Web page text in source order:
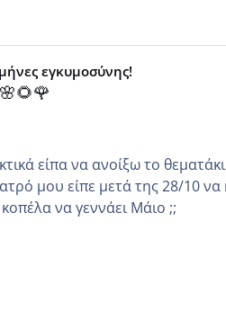
εγκυμοσύνης!
είπα να ανοίξω το θεματάκι
μου είπε μετά της 28/10
άλλη κοπέλα να γεννάει Μάιο ;;